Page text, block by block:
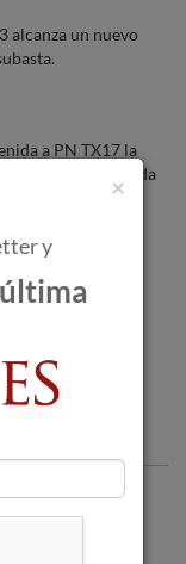
alcanza un nuevo
a PN TX17 la
cuvée PN, elaborada
×
y